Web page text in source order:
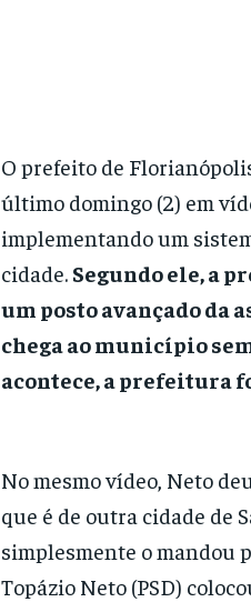
O prefeito de
último domingo (2) em
implementando um
cidade. Segundo ele, a
um posto avançado da
chega ao município
acontece, a prefeitura
No mesmo vídeo, Neto
que é de outra cidade de
simplesmente o mandou
Topázio Neto (PSD)